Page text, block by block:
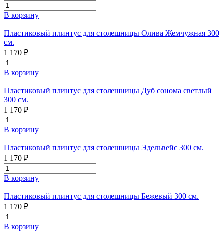
В корзину
Пластиковый плинтус для столешницы Олива Жемчужная 300
см.
1 170 ₽
В корзину
Пластиковый плинтус для столешницы Дуб сонома светлый
300 см.
1 170 ₽
В корзину
Пластиковый плинтус для столешницы Эдельвейс 300 см.
1 170 ₽
В корзину
Пластиковый плинтус для столешницы Бежевый 300 см.
1 170 ₽
В корзину